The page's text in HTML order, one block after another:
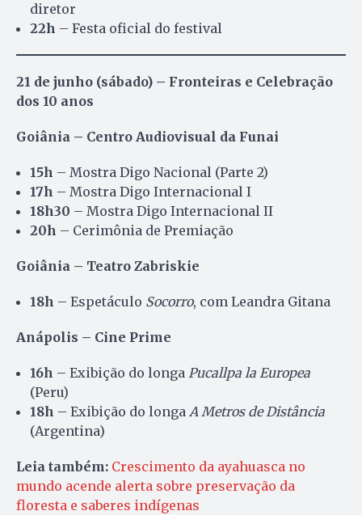
diretor
22h – Festa oficial do festival
21 de junho (sábado) – Fronteiras e Celebração
dos 10 anos
Goiânia – Centro Audiovisual da Funai
15h – Mostra Digo Nacional (Parte 2)
17h – Mostra Digo Internacional I
18h30 – Mostra Digo Internacional II
20h – Cerimônia de Premiação
Goiânia – Teatro Zabriskie
18h – Espetáculo Socorro, com Leandra Gitana
Anápolis – Cine Prime
16h – Exibição do longa Pucallpa la Europea
(Peru)
18h – Exibição do longa A Metros de Distância
(Argentina)
Leia também: Crescimento da ayahuasca no
mundo acende alerta sobre preservação da
floresta e saberes indígenas